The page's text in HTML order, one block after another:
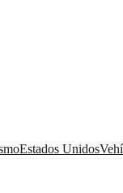
Estados Unidos